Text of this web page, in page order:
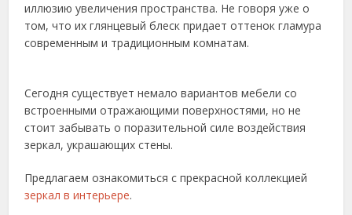
иллюзию увеличения пространства. Не говоря уже о
том, что их глянцевый блеск придает оттенок гламура
современным и традиционным комнатам.
Сегодня существует немало вариантов мебели со
встроенными отражающими поверхностями, но не
стоит забывать о поразительной силе воздействия
зеркал, украшающих стены.
Предлагаем ознакомиться с прекрасной коллекцией
зеркал в интерьере.